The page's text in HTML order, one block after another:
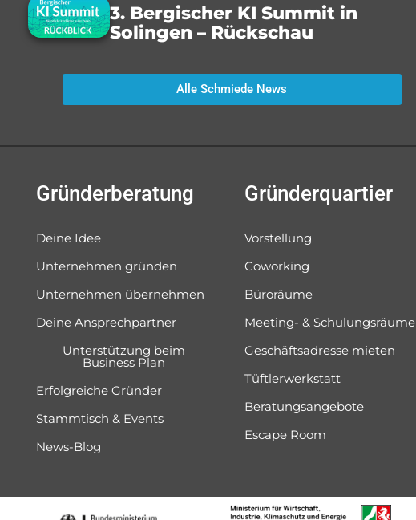
3. Bergischer KI Summit in
Solingen – Rückschau
Alle Schmiede News
Gründerberatung
Deine Idee
Unternehmen gründen
Unternehmen übernehmen
Deine Ansprechpartner
Unterstützung beim
Business Plan
Erfolgreiche Gründer
Stammtisch & Events
News-Blog
Gründerquartier
Vorstellung
Coworking
Büroräume
Meeting- & Schulungsräume
Geschäftsadresse mieten
Tüftlerwerkstatt
Beratungsangebote
Escape Room